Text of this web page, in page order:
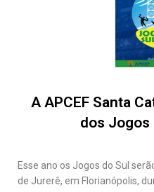
A APCEF Santa
dos Jogos
Esse ano os Jogos do Sul
de Jurerê, em Florianópolis,